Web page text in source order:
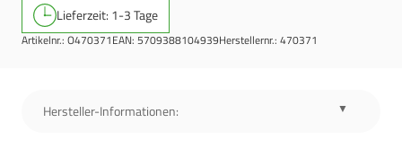
Lieferzeit: 1-3 Tage
Artikelnr.: O470371EAN: 5709388104939Herstellernr.: 470371
Hersteller-Informationen: